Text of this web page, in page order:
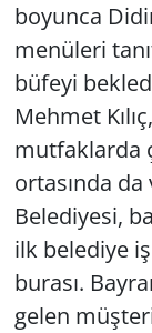
boyunca
menüleri
büfeyi
Mehmet
mutfaklarda
ortasında
Belediyesi,
ilk belediye
burası.
gelen